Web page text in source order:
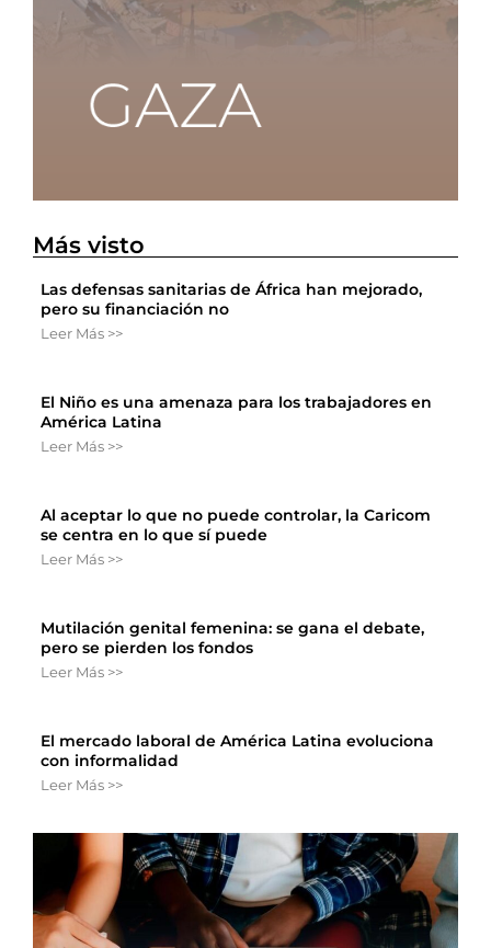
Más visto
Las defensas sanitarias de África han mejorado,
pero su financiación no
Leer Más >>
El Niño es una amenaza para los trabajadores en
América Latina
Leer Más >>
Al aceptar lo que no puede controlar, la Caricom
se centra en lo que sí puede
Leer Más >>
Mutilación genital femenina: se gana el debate,
pero se pierden los fondos
Leer Más >>
El mercado laboral de América Latina evoluciona
con informalidad
Leer Más >>